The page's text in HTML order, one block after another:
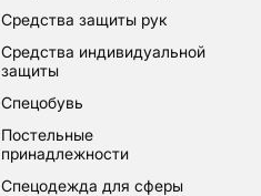
средства защиты рук
средства индивидуальной
защиты
спецобувь
постельные
принадлежности
спецодежда для сферы